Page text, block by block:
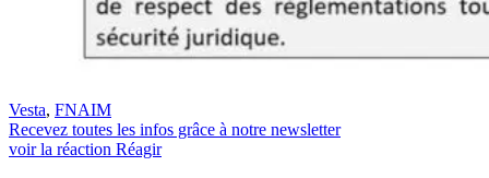
Vesta, FNAIM
Recevez toutes les infos grâce à notre newsletter
voir la réaction Réagir